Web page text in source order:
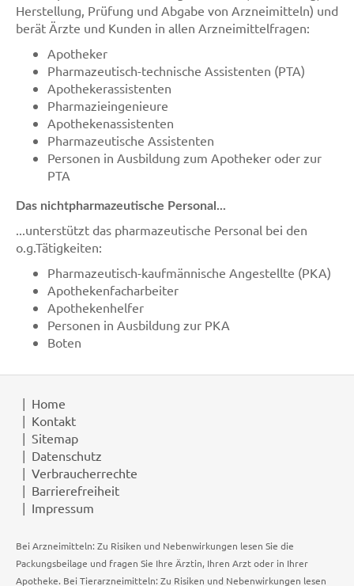
Herstellung, Prüfung und Abgabe von Arzneimitteln) und
berät Ärzte und Kunden in allen Arzneimittelfragen:
Apotheker
Pharmazeutisch-technische Assistenten (PTA)
Apothekerassistenten
Pharmazieingenieure
Apothekenassistenten
Pharmazeutische Assistenten
Personen in Ausbildung zum Apotheker oder zur
PTA
Das nichtpharmazeutische Personal...
...unterstützt das pharmazeutische Personal bei den
o.g.Tätigkeiten:
Pharmazeutisch-kaufmännische Angestellte (PKA)
Apothekenfacharbeiter
Apothekenhelfer
Personen in Ausbildung zur PKA
Boten
Home
Kontakt
Sitemap
Datenschutz
Verbraucherrechte
Barrierefreiheit
Impressum
Bei Arzneimitteln: Zu Risiken und Nebenwirkungen lesen Sie die
Packungsbeilage und fragen Sie Ihre Ärztin, Ihren Arzt oder in Ihrer
Apotheke. Bei Tierarzneimitteln: Zu Risiken und Nebenwirkungen lesen